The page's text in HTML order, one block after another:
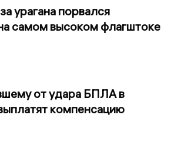
урагана порвался
самом высоком флагштоке
от удара БПЛА в
компенсацию